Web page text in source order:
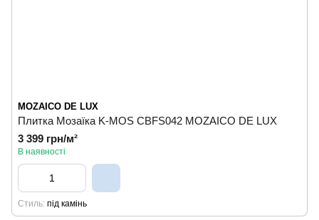
MOZAICO DE LUX
Плитка Мозаїка K-MOS CBFS042 MOZAICO DE LUX
3 399 грн/м²
В наявності
Стиль під камінь